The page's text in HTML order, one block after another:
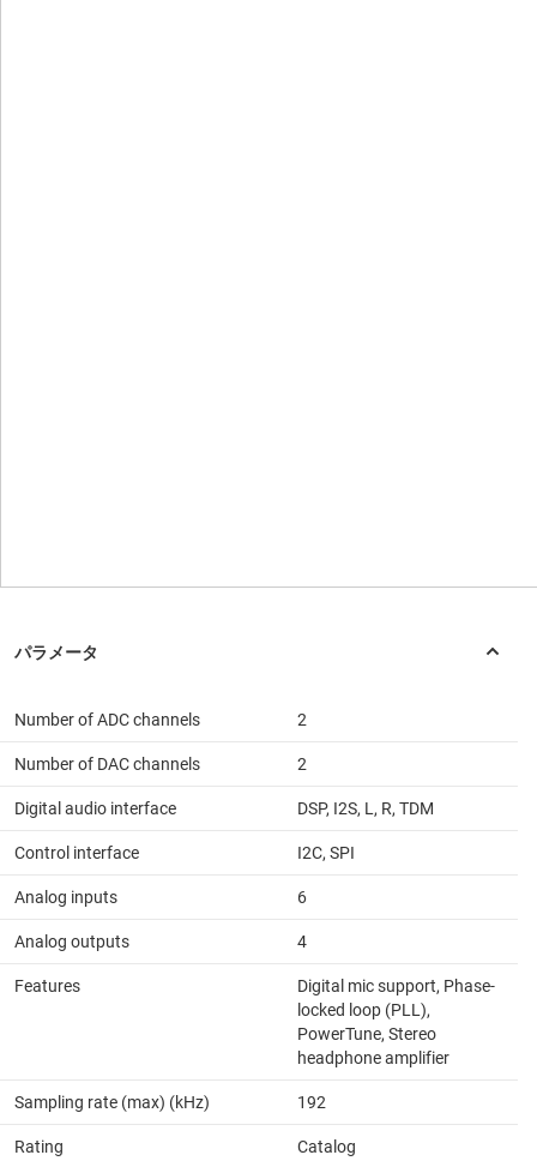
Number of ADC channels 2
Number of DAC channels 2
Digital audio interface DSP, I2S, L, R, TDM
Control interface I2C, SPI
Analog inputs 6
Analog outputs 4
Features
Digital mic support, Phase-
locked loop (PLL),
PowerTune, Stereo
headphone amplifier
Sampling rate (max) (kHz) 192
Rating Catalog